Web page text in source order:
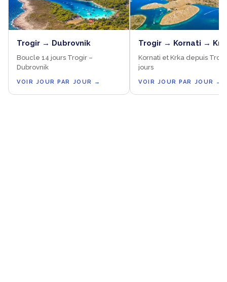
Trogir → Dubrovnik
Boucle 14 jours Trogir –
Dubrovnik
VOIR JOUR PAR JOUR →
Trogir → Kornati →
Kornati et Krka depuis
jours
VOIR JOUR PAR JOUR →